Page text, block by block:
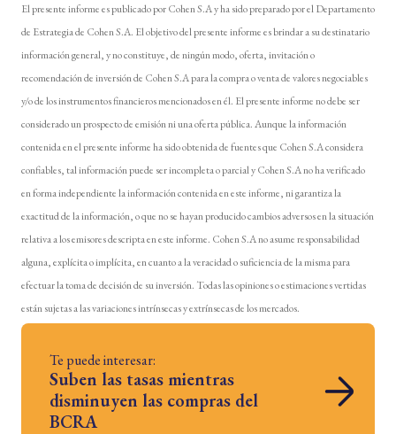
El presente informe es publicado por Cohen S.A y ha sido preparado por el Departamento
de Estrategia de Cohen S.A. El objetivo del presente informe es brindar a su destinatario
información general, y no constituye, de ningún modo, oferta, invitación o
recomendación de inversión de Cohen S.A para la compra o venta de valores negociables
y/o de los instrumentos financieros mencionados en él. El presente informe no debe ser
considerado un prospecto de emisión ni una oferta pública. Aunque la información
contenida en el presente informe ha sido obtenida de fuentes que Cohen S.A considera
confiables, tal información puede ser incompleta o parcial y Cohen S.A no ha verificado
en forma independiente la información contenida en este informe, ni garantiza la
exactitud de la información, o que no se hayan producido cambios adversos en la situación
relativa a los emisores descripta en este informe. Cohen S.A no asume responsabilidad
alguna, explícita o implícita, en cuanto a la veracidad o suficiencia de la misma para
efectuar la toma de decisión de su inversión. Todas las opiniones o estimaciones vertidas
están sujetas a las variaciones intrínsecas y extrínsecas de los mercados.
Te puede interesar:
Suben las tasas mientras
disminuyen las compras del
BCRA